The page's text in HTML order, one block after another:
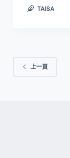
TAISA
上一頁